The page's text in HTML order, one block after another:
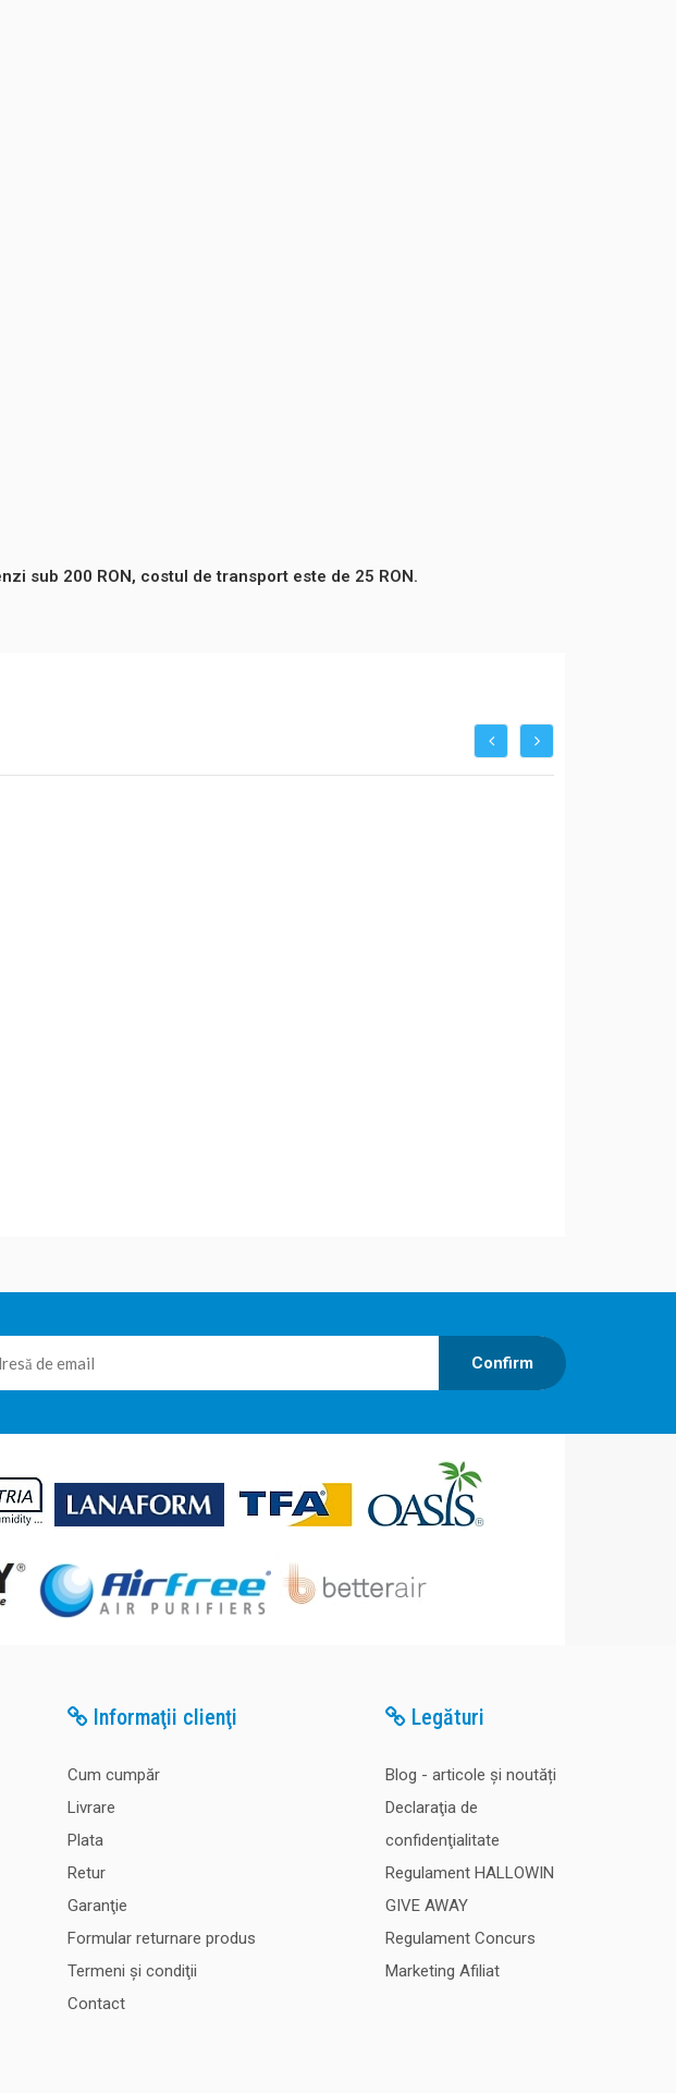
sub 200 RON, costul de transport este de 25 RON.
Confirm
Informaţii clienţi
Cum cumpăr
Livrare
Plata
Retur
Garanţie
Formular returnare produs
Termeni şi condiţii
Contact
Legături
Blog - articole și noutăți
Declaraţia de
confidenţialitate
Regulament HALLOWIN
GIVE AWAY
Regulament Concurs
Marketing Afiliat